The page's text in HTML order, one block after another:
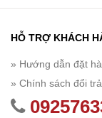
HỖ TRỢ KHÁCH
» Hướng dẫn đặt
» Chính sách đổi trả